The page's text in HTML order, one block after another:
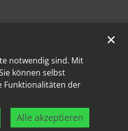
notwendig sind. Mit
können selbst
Funktionalitäten der
Alle akzeptieren
✕